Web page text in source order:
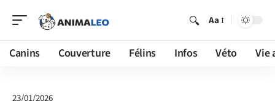
Aa
Canins Couverture Félins Infos Véto Vie
23/01/2026